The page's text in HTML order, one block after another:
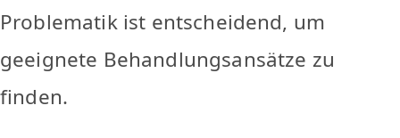
Problematik ist entscheidend, um
geeignete Behandlungsansätze zu
finden.